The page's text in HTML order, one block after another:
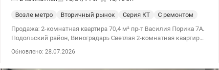
Возле метро Вторичный рынок Серия КТ
С ремонтом
Продажа: 2-комнатная квартира 70,4 м² пр-т Василия Порика 7А.
Подольский район, Виноградарь Светлая 2-комнатная квартира
Обновлено: 28.07.2026